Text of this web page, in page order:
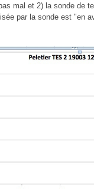
mal et 2) la sonde de
par la sonde est "en